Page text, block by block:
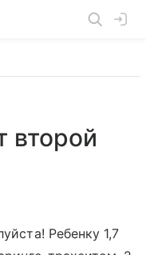
второй
Ребенку 1,7